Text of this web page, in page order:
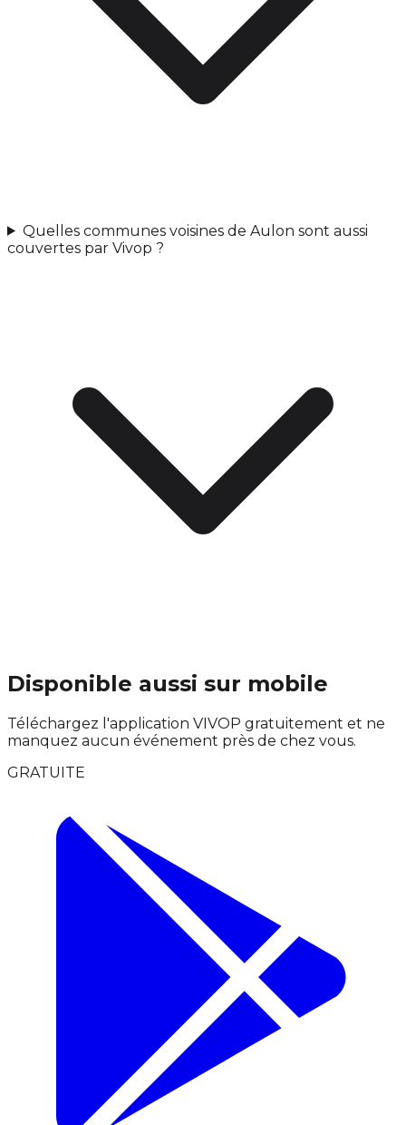
Quelles communes voisines de Aulon sont aussi
couvertes par Vivop ?
Disponible aussi sur mobile
Téléchargez l'application VIVOP gratuitement et ne
manquez aucun événement près de chez vous.
GRATUITE